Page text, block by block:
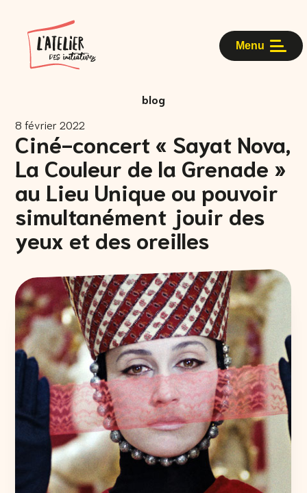
Menu
blog
8 février 2022
Ciné-concert « Sayat Nova,
La Couleur de la Grenade »
au Lieu Unique ou pouvoir
simultanément jouir des
yeux et des oreilles